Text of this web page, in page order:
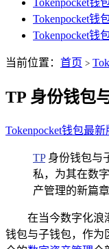
Tokenpocket钱
Tokenpocket钱
Tokenpocket钱
当前位置： 首页 >
TP 身份钱包
Tokenpocket钱包最
TP身份钱包与
私，为其在数
产管理的新篇
在当今数字化浪
钱包与子钱包，作为